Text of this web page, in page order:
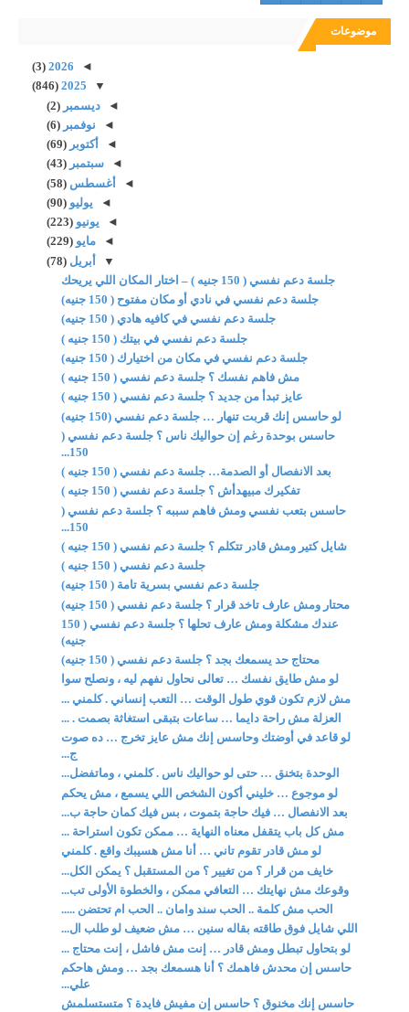
موضوعات
◄
2026
(3)
▼
2025
(846)
◄ديسمبر(2)
◄ نوفمبر(6)
◄
أكتوبر(69)
◄سبتمبر(43)
◄أغسطس(58)
◄ يوليو(90)
◄ يونيو(223)
◄مايو(229)
▼أبريل(78)
جلسة دعم نفسي ( 150 جنيه ) – اختار المكان اللي يريحك
جلسة دعم نفسي في نادي أو مكان مفتوح ( 150 جنيه)
جلسة دعم نفسي في كافيه هادي ( 150 جنيه)
جلسة دعم نفسي في بيتك ( 150 جنيه )
جلسة دعم نفسي في مكان من اختيارك ( 150 جنيه)
مش فاهم نفسك ؟ جلسة دعم نفسي ( 150 جنيه )
عايز تبدأ من جديد ؟ جلسة دعم نفسي ( 150 جنيه )
لو حاسس إنك قربت تنهار … جلسة دعم نفسي (150 جنيه)
حاسس بوحدة رغم إن حواليك ناس ؟ جلسة دعم نفسي (
150...
بعد الانفصال أو الصدمة… جلسة دعم نفسي ( 150 جنيه )
تفكيرك مبيهدأش ؟ جلسة دعم نفسي ( 150 جنيه )
حاسس بتعب نفسي ومش فاهم سببه ؟ جلسة دعم نفسي (
150...
شايل كتير ومش قادر تتكلم ؟ جلسة دعم نفسي ( 150 جنيه )
جلسة دعم نفسي ( 150 جنيه )
جلسة دعم نفسي بسرية تامة ( 150 جنيه)
محتار ومش عارف تاخد قرار ؟ جلسة دعم نفسي ( 150 جنيه)
عندك مشكلة ومش عارف تحلها ؟ جلسة دعم نفسي ( 150
جنيه)
محتاج حد يسمعك بجد ؟ جلسة دعم نفسي ( 150 جنيه)
لو مش طايق نفسك … تعالى نحاول نفهم ليه ، ونصلح سوا
مش لازم تكون قوي طول الوقت … التعب إنساني . كلمني ...
العزلة مش راحة دايما … ساعات بتبقى استغاثة بصمت . ...
لو قاعد في أوضتك وحاسس إنك مش عايز تخرج … ده صوت
ج...
الوحدة بتخنق … حتى لو حواليك ناس . كلمني ، وماتفضل...
لو موجوع … خليني أكون الشخص اللي يسمع ، مش يحكم
بعد الانفصال … فيك حاجة بتموت ، بس فيك كمان حاجة ب...
مش كل باب يتقفل معناه النهاية … ممكن تكون استراحة ...
لو مش قادر تقوم تاني … أنا مش هسيبك واقع . كلمني
خايف من قرار ؟ من تغيير ؟ من المستقبل ؟ يمكن الكل...
وقوعك مش نهايتك … التعافي ممكن ، والخطوة الأولى تب...
الحب مش كلمة .. الحب سند وامان .. الحب ام تحتضن .....
اللي شايل فوق طاقته بقاله سنين … مش ضعيف لو طلب ال...
لو بتحاول تبطل ومش قادر … إنت مش فاشل ، إنت محتاج ...
حاسس إن محدش فاهمك ؟ أنا هسمعك بجد … ومش هاحكم
علي...
حاسس إنك مخنوق ؟ حاسس إن مفيش فايدة ؟ متستسلمش